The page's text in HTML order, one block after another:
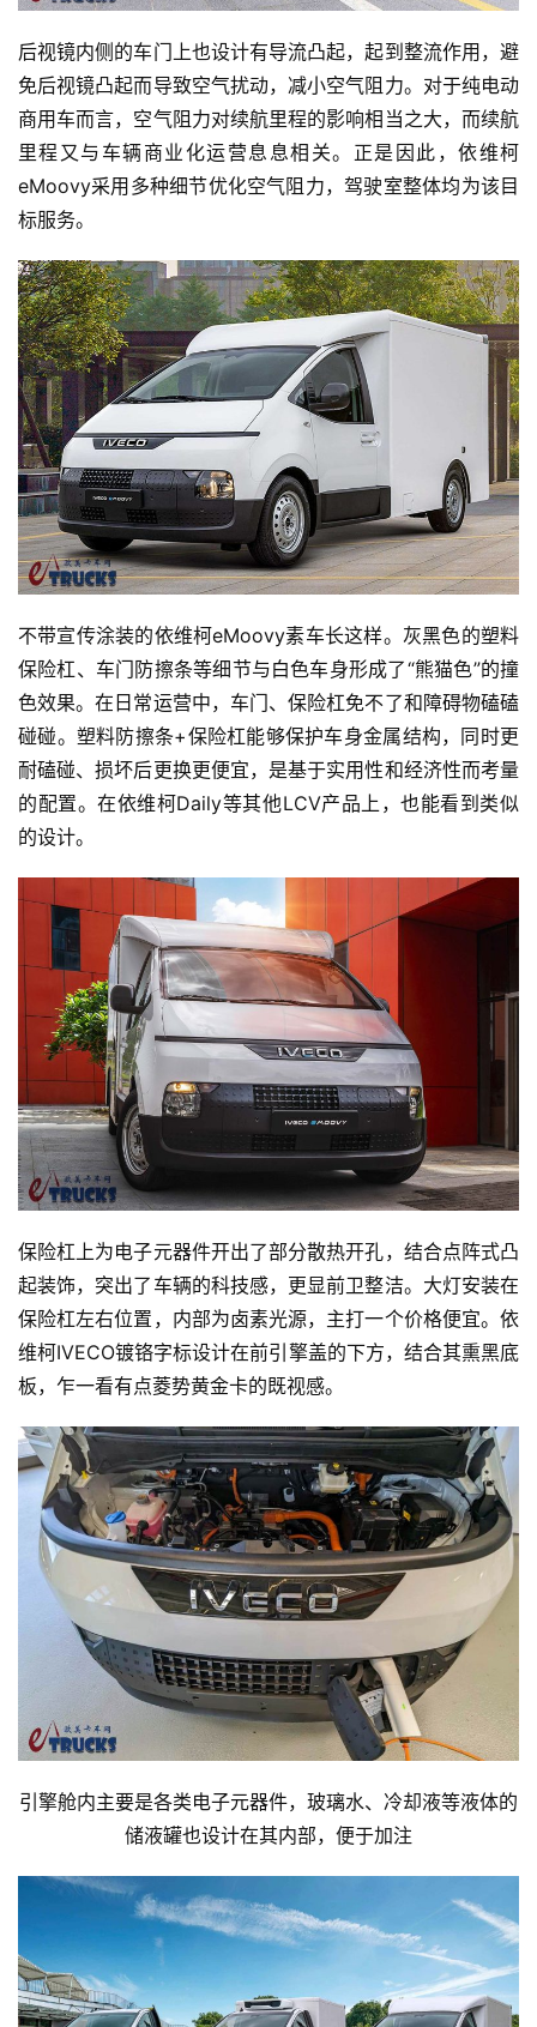
后视镜内侧的车门上也设计有导流凸起，起到整流作用，避
免后视镜凸起而导致空气扰动，减小空气阻力。对于纯电动
商用车而言，空气阻力对续航里程的影响相当之大，而续航
里程又与车辆商业化运营息息相关。正是因此，依维柯
eMoovy采用多种细节优化空气阻力，驾驶室整体均为该目
标服务。
不带宣传涂装的依维柯eMoovy素车长这样。灰黑色的塑料
保险杠、车门防擦条等细节与白色车身形成了“熊猫色”的撞
色效果。在日常运营中，车门、保险杠免不了和障碍物磕磕
碰碰。塑料防擦条+保险杠能够保护车身金属结构，同时更
耐磕碰、损坏后更换更便宜，是基于实用性和经济性而考量
的配置。在依维柯Daily等其他LCV产品上，也能看到类似
的设计。
保险杠上为电子元器件开出了部分散热开孔，结合点阵式凸
起装饰，突出了车辆的科技感，更显前卫整洁。大灯安装在
保险杠左右位置，内部为卤素光源，主打一个价格便宜。依
维柯IVECO镀铬字标设计在前引擎盖的下方，结合其熏黑底
板，乍一看有点菱势黄金卡的既视感。
引擎舱内主要是各类电子元器件，玻璃水、冷却液等液体的
储液罐也设计在其内部，便于加注